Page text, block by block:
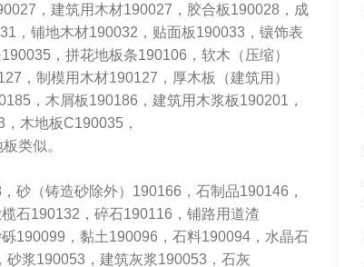
，建筑用木材190027，胶合板190028，成
，铺地木材190032，贴面板190033，镶饰表
，拼花地板条190106，软木（压缩）
，制模用木材190127，厚木板（建筑用）
，木屑板190186，建筑用木浆板190201，
木地板C190035，
类似。
砂（铸造砂除外）190166，石制品190146，
石190132，碎石190116，铺路用道渣
190099，黏土190096，石料190094，水晶石
浆190053，建筑灰浆190053，石灰